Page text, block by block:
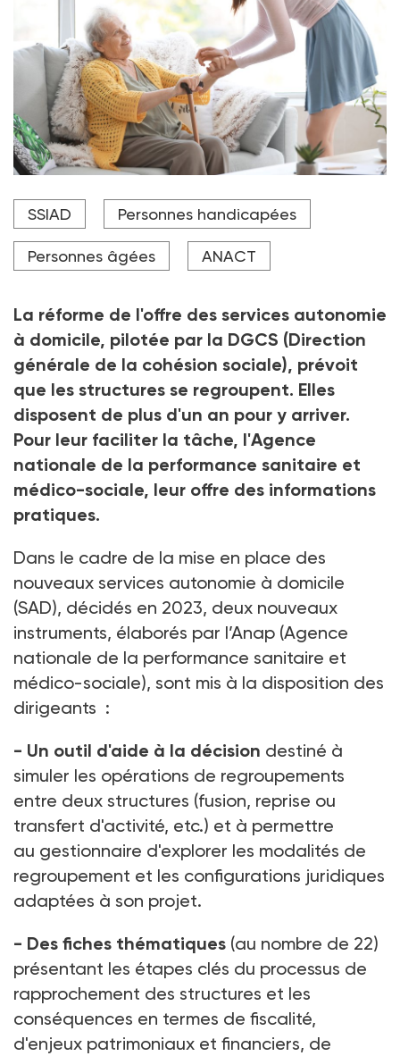
Les SAD : nouveaux services autonomie à domicile
Crédit photo DR
SSIAD Personnes handicapées
Personnes âgées ANACT
La réforme de l'offre des services autonomie
à domicile, pilotée par la DGCS (Direction
générale de la cohésion sociale), prévoit
que les structures se regroupent. Elles
disposent de plus d'un an pour y arriver.
Pour leur faciliter la tâche, l'Agence
nationale de la performance sanitaire et
médico-sociale, leur offre des informations
pratiques.
Dans le cadre de la mise en place des
nouveaux services autonomie à domicile
(SAD), décidés en 2023, deux nouveaux
instruments, élaborés par l’Anap (Agence
nationale de la performance sanitaire et
médico-sociale), sont mis à la disposition des
dirigeants :
- Un outil d'aide à la décision destiné à
simuler les opérations de regroupements
entre deux structures (fusion, reprise ou
transfert d'activité, etc.) et à permettre
au gestionnaire d'explorer les modalités de
regroupement et les configurations juridiques
adaptées à son projet.
- Des fiches thématiques (au nombre de 22)
présentant les étapes clés du processus de
rapprochement des structures et les
conséquences en termes de fiscalité,
d'enjeux patrimoniaux et financiers, de